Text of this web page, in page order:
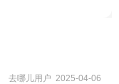
去哪儿用户 2025-04-06